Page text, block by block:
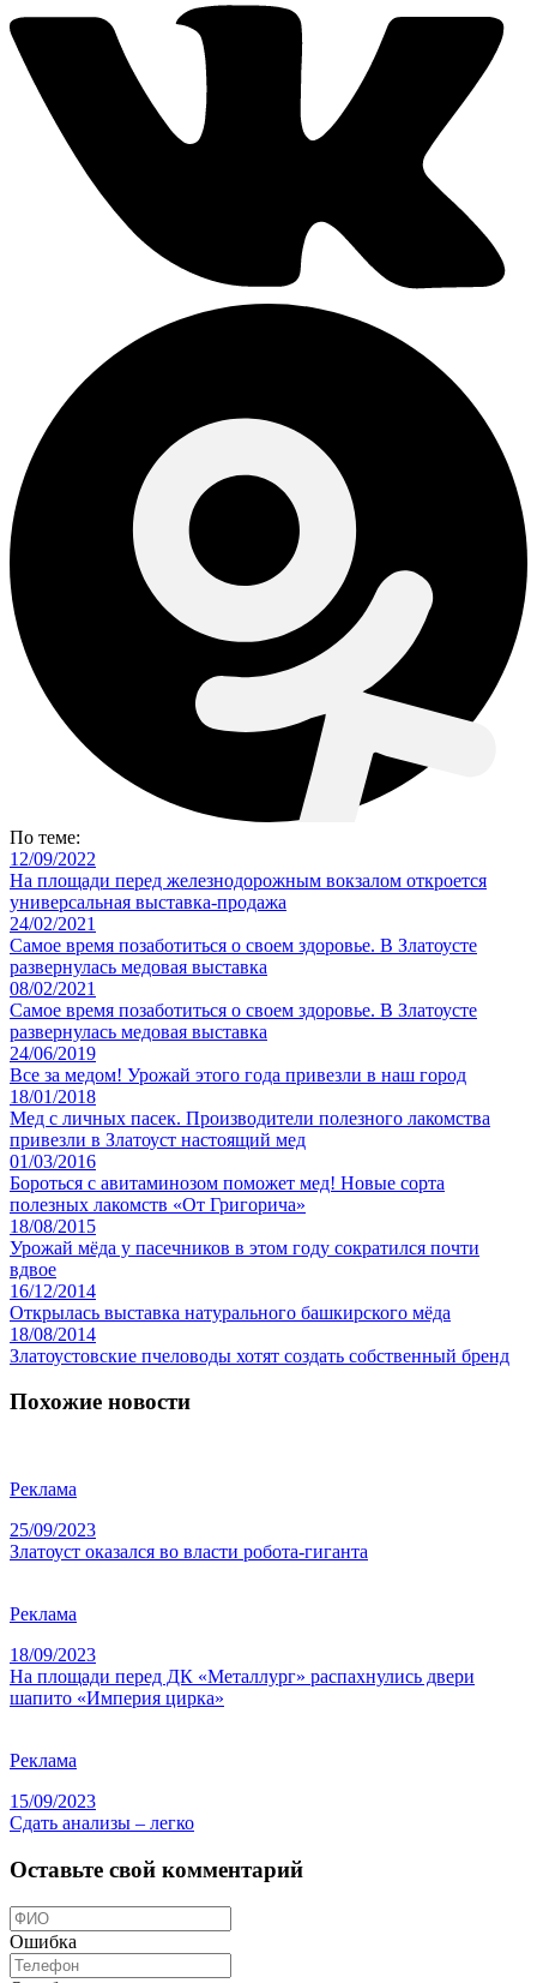
По теме:
12/09/2022
На площади перед железнодорожным вокзалом откроется
универсальная выставка-продажа
24/02/2021
Самое время позаботиться о своем здоровье. В Златоусте
развернулась медовая выставка
08/02/2021
Самое время позаботиться о своем здоровье. В Златоусте
развернулась медовая выставка
24/06/2019
Все за медом! Урожай этого года привезли в наш город
18/01/2018
Мед с личных пасек. Производители полезного лакомства
привезли в Златоуст настоящий мед
01/03/2016
Бороться с авитаминозом поможет мед! Новые сорта
полезных лакомств «От Григорича»
18/08/2015
Урожай мёда у пасечников в этом году сократился почти
вдвое
16/12/2014
Открылась выставка натурального башкирского мёда
18/08/2014
Златоустовские пчеловоды хотят создать собственный бренд
Похожие новости
Реклама
25/09/2023
Златоуст оказался во власти робота-гиганта
Реклама
18/09/2023
На площади перед ДК «Металлург» распахнулись двери
шапито «Империя цирка»
Реклама
15/09/2023
Сдать анализы – легко
Оставьте свой комментарий
Ошибка